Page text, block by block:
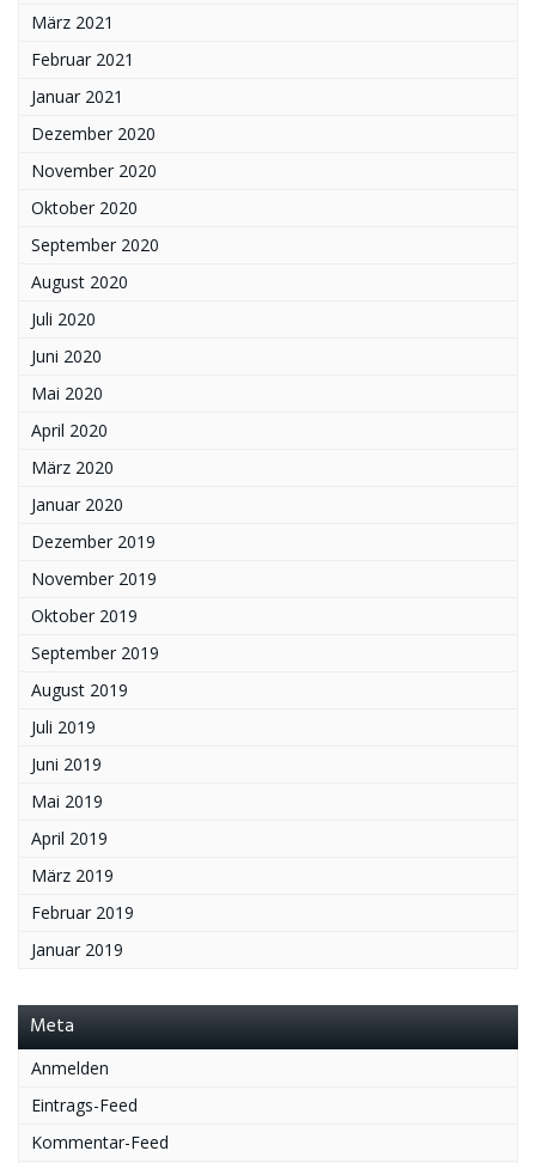
März 2021
Februar 2021
Januar 2021
Dezember 2020
November 2020
Oktober 2020
September 2020
August 2020
Juli 2020
Juni 2020
Mai 2020
April 2020
März 2020
Januar 2020
Dezember 2019
November 2019
Oktober 2019
September 2019
August 2019
Juli 2019
Juni 2019
Mai 2019
April 2019
März 2019
Februar 2019
Januar 2019
Meta
Anmelden
Eintrags-Feed
Kommentar-Feed